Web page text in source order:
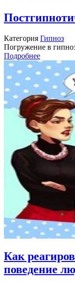
Категория Гипноз
Погружение в
Подробнее
Как
поведение